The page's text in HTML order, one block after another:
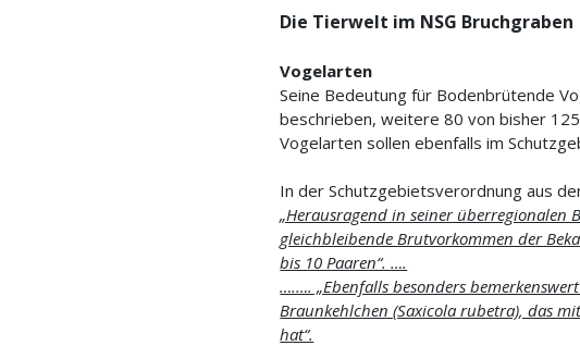
Die Tierwelt im NSG Bruchgraben
Vogelarten
Seine Bedeutung für Bodenbrütende
beschrieben, weitere 80 von bisher
Vogelarten sollen ebenfalls im
In der Schutzgebietsverordnung aus
„Herausragend in seiner überregionalen
gleichbleibende Brutvorkommen der
bis 10 Paaren“. ….
….…. „Ebenfalls besonders
Braunkehlchen (Saxicola rubetra), das
hat“.